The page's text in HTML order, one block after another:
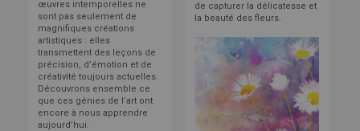
œuvres intemporelles ne
sont pas seulement de
magnifiques créations
artistiques : elles
transmettent des leçons de
précision, d’émotion et de
créativité toujours actuelles.
Découvrons ensemble ce
que ces génies de l’art ont
encore à nous apprendre
aujourd’hui.
de capturer la délicatesse et
la beauté des fleurs.